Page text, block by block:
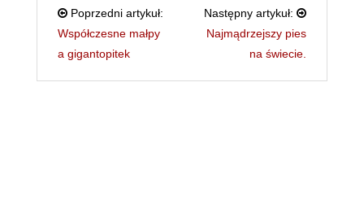
Poprzedni artykuł:
Współczesne małpy
a gigantopitek
Następny artykuł:
Najmądrzejszy pies
na świecie.